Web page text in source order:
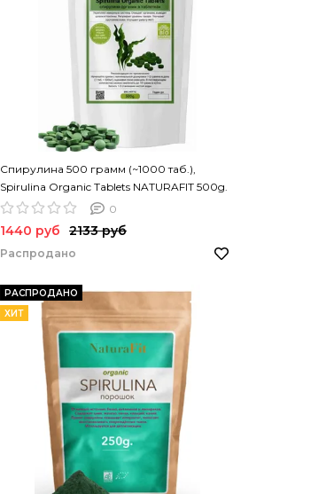
Спирулина 500 грамм (~1000 таб.),
Spirulina Organic Tablets NATURAFIT 500g.
Спирулина в таблетках. PREMIUM
0
1440 руб 2133 руб
Распродано
РАСПРОДАНО
ХИТ